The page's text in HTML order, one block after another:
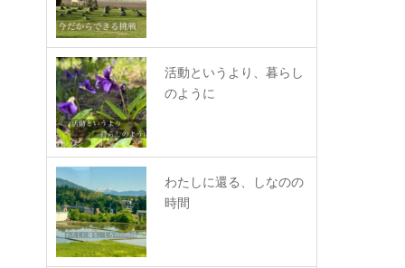
活動というより、暮らし
のように
わたしに還る、しなのの
時間